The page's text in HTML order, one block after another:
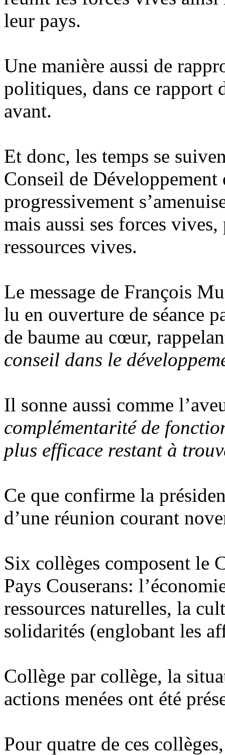
leur pays.
Une manière aussi de
politiques, dans ce rapport
avant.
Et donc, les temps se
Conseil de
progressivement
mais aussi ses forces
ressources vives.
Le message de François
lu en ouverture de séance
de baume au cœur,
conseil dans le
Il sonne aussi comme
complémentarité de
plus efficace restant à
Ce que confirme la
d’une réunion courant
Six collèges composent le
Pays Couserans:
ressources naturelles, la
solidarités (englobant les
Collège par collège, la
actions menées ont été
Pour quatre de ces